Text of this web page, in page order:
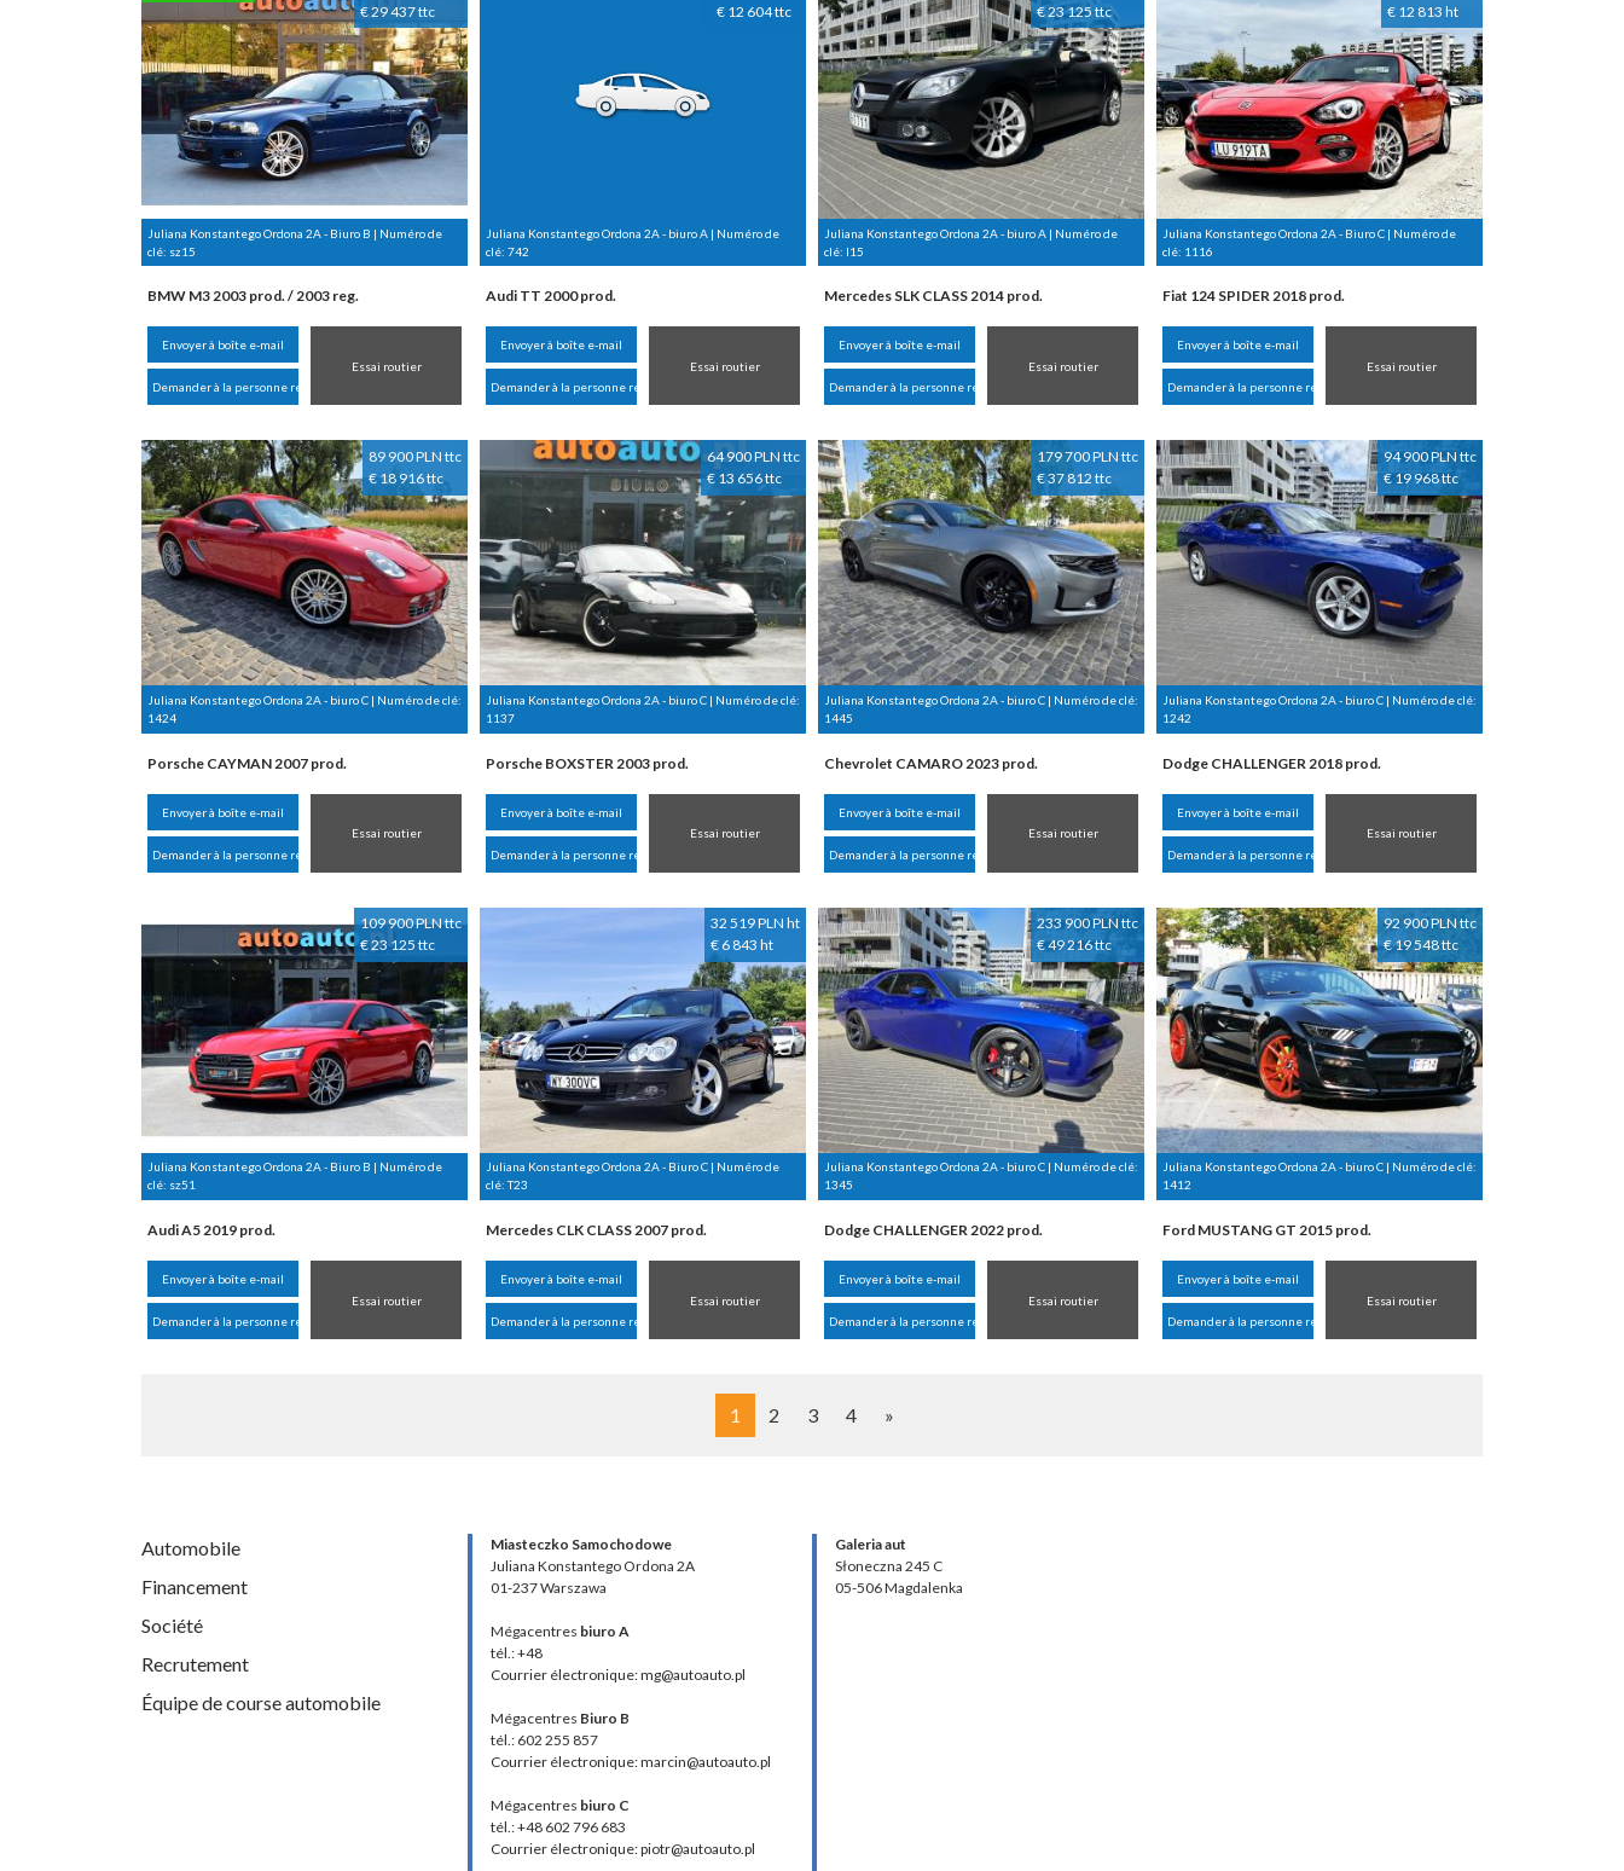
€ 29 437 ttc
Juliana Konstantego Ordona 2A - Biuro B | Numéro de
clé: sz15
BMW M3 2003 prod. / 2003 reg.
Envoyer à boîte e-mail
Demander à la personne responsable
Essai routier
€ 12 604 ttc
Juliana Konstantego Ordona 2A - biuro A | Numéro de
clé: 742
Audi TT 2000 prod.
Envoyer à boîte e-mail
Demander à la personne responsable
Essai routier
€ 23 125 ttc
Juliana Konstantego Ordona 2A - biuro A | Numéro de
clé: I15
Mercedes SLK CLASS 2014 prod.
Envoyer à boîte e-mail
Demander à la personne responsable
Essai routier
€ 12 813 ht
Juliana Konstantego Ordona 2A - Biuro C | Numéro de
clé: 1116
Fiat 124 SPIDER 2018 prod.
Envoyer à boîte e-mail
Demander à la personne responsable
Essai routier
89 900 PLN ttc
€ 18 916 ttc
Juliana Konstantego Ordona 2A - biuro C | Numéro de clé:
1424
Porsche CAYMAN 2007 prod.
Envoyer à boîte e-mail
Demander à la personne responsable
Essai routier
64 900 PLN ttc
€ 13 656 ttc
Juliana Konstantego Ordona 2A - biuro C | Numéro de clé:
1137
Porsche BOXSTER 2003 prod.
Envoyer à boîte e-mail
Demander à la personne responsable
Essai routier
179 700 PLN ttc
€ 37 812 ttc
Juliana Konstantego Ordona 2A - biuro C | Numéro de clé:
1445
Chevrolet CAMARO 2023 prod.
Envoyer à boîte e-mail
Demander à la personne responsable
Essai routier
94 900 PLN ttc
€ 19 968 ttc
Juliana Konstantego Ordona 2A - biuro C | Numéro de clé:
1242
Dodge CHALLENGER 2018 prod.
Envoyer à boîte e-mail
Demander à la personne responsable
Essai routier
109 900 PLN ttc
€ 23 125 ttc
Juliana Konstantego Ordona 2A - Biuro B | Numéro de
clé: sz51
Audi A5 2019 prod.
Envoyer à boîte e-mail
Demander à la personne responsable
Essai routier
32 519 PLN ht
€ 6 843 ht
Juliana Konstantego Ordona 2A - Biuro C | Numéro de
clé:T23
Mercedes CLK CLASS 2007 prod.
Envoyer à boîte e-mail
Demander à la personne responsable
Essai routier
233 900 PLN ttc
€ 49 216 ttc
Juliana Konstantego Ordona 2A - biuro C | Numéro de clé:
1345
Dodge CHALLENGER 2022 prod.
Envoyer à boîte e-mail
Demander à la personne responsable
Essai routier
92 900 PLN ttc
€ 19 548 ttc
Juliana Konstantego Ordona 2A - biuro C | Numéro de clé:
1412
Ford MUSTANG GT 2015 prod.
Envoyer à boîte e-mail
Demander à la personne responsable
Essai routier
1 2 3 4 »
Automobile
Financement
Société
Recrutement
Équipe de course automobile
Miasteczko Samochodowe
Juliana Konstantego Ordona 2A
01-237 Warszawa
Mégacentres biuro A
tél.: +48
Courrier électronique: mg@autoauto.pl
Mégacentres Biuro B
tél.: 602 255 857
Courrier électronique: marcin@autoauto.pl
Mégacentres biuro C
tél.: +48 602 796 683
Courrier électronique: piotr@autoauto.pl
Galeria aut
Słoneczna 245 C
05-506 Magdalenka